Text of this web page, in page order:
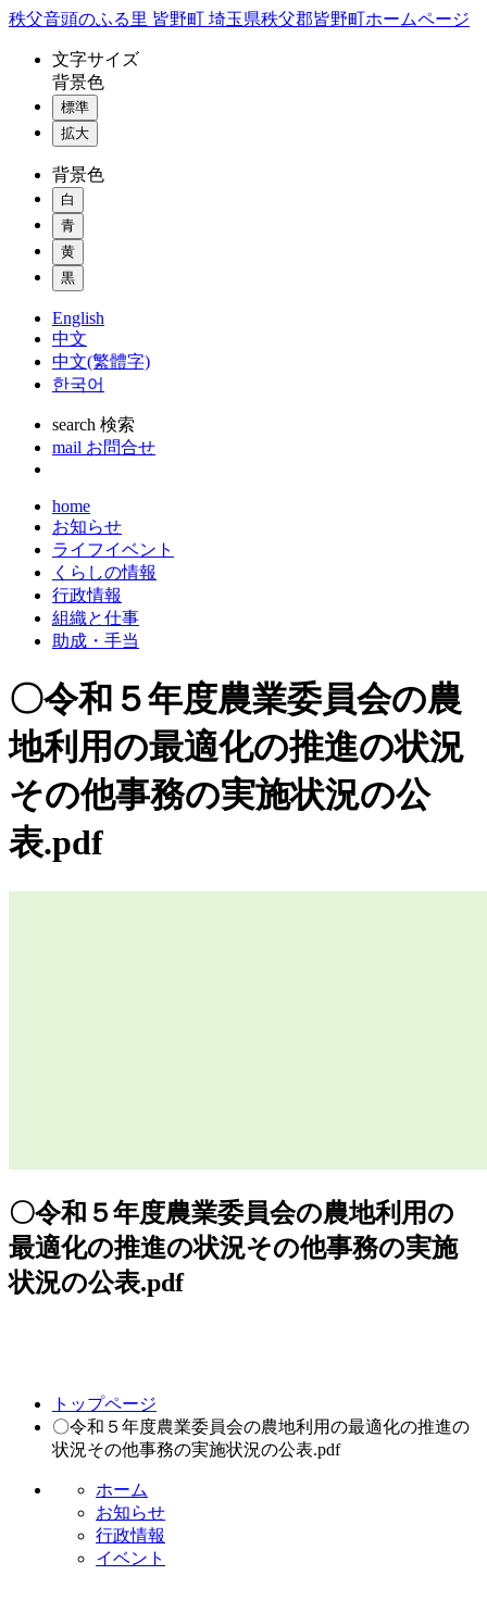
コ
秩父音頭のふる里 皆野町 埼玉県秩父郡皆野町ホームページ
文字サイズ
背景色
標準
拡大
背景色
白
青
黄
黒
English
中文
中文(繁體字)
한국어
search 検索
mail お問合せ
home
お知らせ
ライフイベント
くらしの情報
行政情報
組織と仕事
助成・手当
〇令和５年度農業委員会の農
地利用の最適化の推進の状況
その他事務の実施状況の公
表.pdf
〇令和５年度農業委員会の農地利用の
最適化の推進の状況その他事務の実施
状況の公表.pdf
トップページ
〇令和５年度農業委員会の農地利用の最適化の推進の
状況その他事務の実施状況の公表.pdf
ホーム
お知らせ
行政情報
イベント